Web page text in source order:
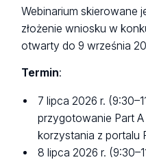
Webinarium skierowane
złożenie wniosku w
otwarty do 9 września
Termin:
7 lipca 2026 r.
przygotowanie Part
korzystania z portalu
8 lipca 2026 r.